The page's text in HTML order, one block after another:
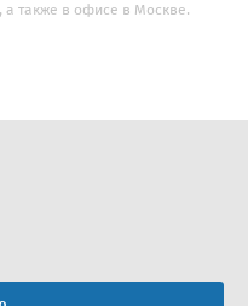
а также в офисе в Москве.